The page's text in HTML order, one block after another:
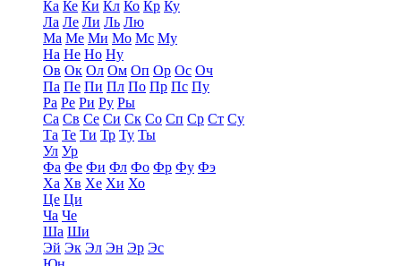
Ка Ке Ки Кл Ко Кр Ку
Ла Ле Ли Ль Лю
Ма Ме Ми Мо Мс Му
На Не Но Ну
Ов Ок Ол Ом Оп Ор Ос Оч
Па Пе Пи Пл По Пр Пс Пу
Ра Ре Ри Ру Ры
Са Св Се Си Ск Со Сп Ср Ст Су
Та Те Ти Тр Ту Ты
Ул Ур
Фа Фе Фи Фл Фо Фр Фу Фэ
Ха Хв Хе Хи Хо
Це Ци
Ча Че
Ша Ши
Эй Эк Эл Эн Эр Эс